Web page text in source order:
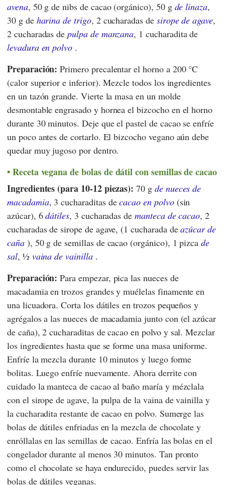
avena, 50 g de nibs de cacao (orgánico), 50 g de linaza,
30 g de harina de trigo, 2 cucharadas de sirope de agave,
2 cucharadas depulpa de manzana, 1 cucharadita de
levadura en polvo .
Preparación: Primero precalentar el horno a 200 °C
(calor superior e inferior). Mezcle todos los ingredientes
en un tazón grande. Vierte la masa en un molde
desmontable engrasado y hornea el bizcocho en el horno
durante 30 minutos. Deje que el pastel de cacao se enfríe
un poco antes de cortarlo. El bizcocho vegano aún debe
quedar muy jugoso por dentro.
Receta vegana de bolas de dátil con semillas de cacao
Ingredientes (para 10-12 piezas): 70 g de nueces de
macadamia, 3 cucharaditas decacao en polvo(sin
azúcar), 6dátiles, 3 cucharadas demanteca de cacao, 2
cucharadas de sirope de agave, (1 cucharada deazúcar de
caña), 50 g de semillas de cacao (orgánico), 1 pizcade
sal, ½ vaina de vainilla.
Preparación: Para empezar, pica las nueces de
macadamia en trozos grandes y muélelas finamente en
una licuadora. Corta los dátiles en trozos pequeños y
agrégalos a las nueces de macadamia junto con (el azúcar
de caña), 2 cucharaditas de cacao en polvo y sal. Mezclar
los ingredientes hasta que se forme una masa uniforme.
Enfríe la mezcla durante 10 minutos y luego forme
bolitas. Luego enfríe nuevamente. Ahora derrite con
cuidado la manteca de cacao al baño maría y mézclala
con el sirope de agave, la pulpa de la vaina de vainilla y
la cucharadita restante de cacao en polvo. Sumerge las
bolas de dátiles enfriadas en la mezcla de chocolate y
enróllalas en las semillas de cacao. Enfría las bolas en el
congelador durante al menos 30 minutos. Tan pronto
como el chocolate se haya endurecido, puedes servir las
bolas de dátiles veganas.